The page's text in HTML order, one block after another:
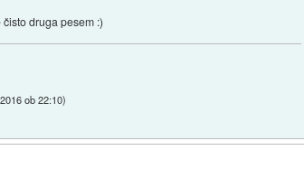
druga pesem :)
ob 22:10)